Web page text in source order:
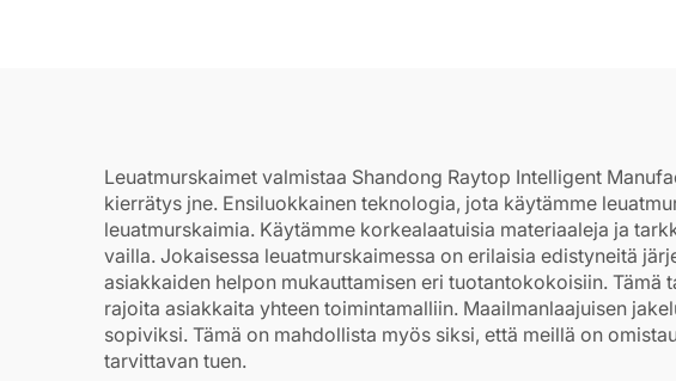
Leuatmurskaimet valmistaa Shandong Raytop Intelligent
kierrätys jne. Ensiluokkainen teknologia, jota käytämme
leuatmurskaimia. Käytämme korkealaatuisia materiaaleja ja
vailla. Jokaisessa leuatmurskaimessa on erilaisia edistyneitä
asiakkaiden helpon mukauttamisen eri tuotantokokoisiin.
rajoita asiakkaita yhteen toimintamalliin. Maailmanlaajuisen
sopiviksi. Tämä on mahdollista myös siksi, että meillä on
tarvittavan tuen.